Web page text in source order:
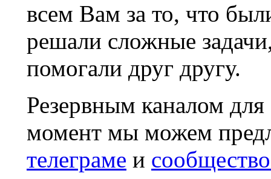
всем Вам за то, что
решали сложные
помогали друг другу.
Резервным каналом
момент мы можем
телеграме и